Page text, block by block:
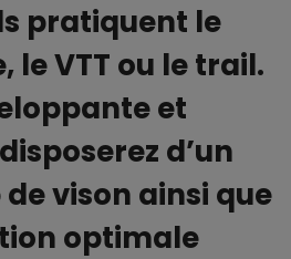
pratiquent le
le VTT ou le trail.
et
d’un
vison ainsi que
optimale